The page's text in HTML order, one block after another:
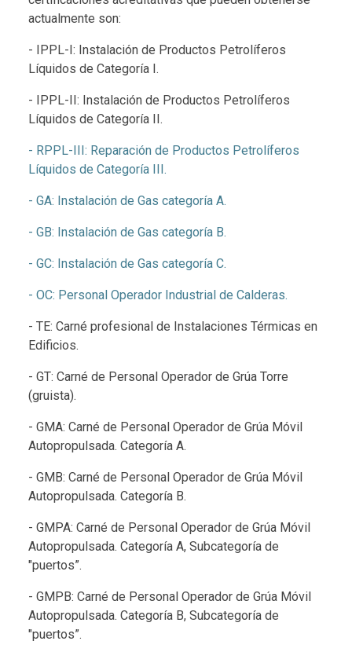
actualmente son:
- IPPL-I: Instalación de Productos Petrolíferos
Líquidos de Categoría I.
- IPPL-II: Instalación de Productos Petrolíferos
Líquidos de Categoría II.
- RPPL-III: Reparación de Productos Petrolíferos
Líquidos de Categoría III.
- GA: Instalación de Gas categoría A.
- GB: Instalación de Gas categoría B.
- GC: Instalación de Gas categoría C.
- OC: Personal Operador Industrial de Calderas.
- TE: Carné profesional de Instalaciones Térmicas en
Edificios.
- GT: Carné de Personal Operador de Grúa Torre
(gruista).
- GMA: Carné de Personal Operador de Grúa Móvil
Autopropulsada. Categoría A.
- GMB: Carné de Personal Operador de Grúa Móvil
Autopropulsada. Categoría B.
- GMPA: Carné de Personal Operador de Grúa Móvil
Autopropulsada. Categoría A, Subcategoría de
"puertos”.
- GMPB: Carné de Personal Operador de Grúa Móvil
Autopropulsada. Categoría B, Subcategoría de
"puertos”.